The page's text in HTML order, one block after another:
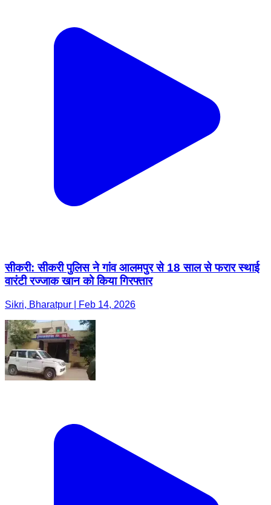
सीकरी: सीकरी पुलिस ने गांव आलमपुर से 18 साल से फरार स्थाई
वारंटी रज्जाक खान को किया गिरफ्तार
Sikri, Bharatpur | Feb 14, 2026